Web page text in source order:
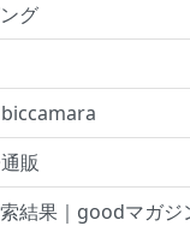
グ
biccamara
販
結果｜goodマガジ